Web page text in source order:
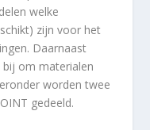
welke
zijn voor het
Daarnaast
bij om materialen
worden twee
gedeeld.